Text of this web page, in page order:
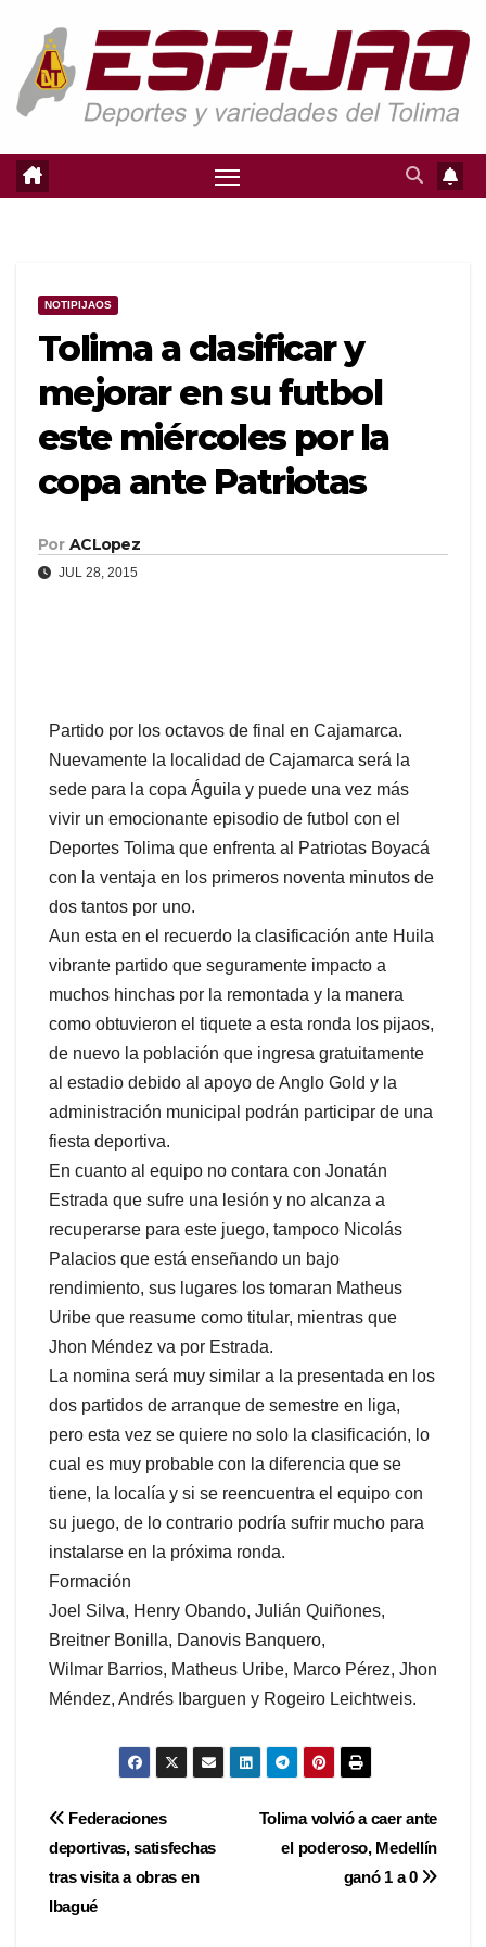
contenido
NOTIPIJAOS
Tolima a clasificar y
mejorar en su futbol
este miércoles por la
copa ante Patriotas
Por ACLopez
JUL 28, 2015
Partido por los octavos de final en Cajamarca.
Nuevamente la localidad de Cajamarca será la
sede para la copa Águila y puede una vez más
vivir un emocionante episodio de futbol con el
Deportes Tolima que enfrenta al Patriotas Boyacá
con la ventaja en los primeros noventa minutos de
dos tantos por uno.
Aun esta en el recuerdo la clasificación ante Huila
vibrante partido que seguramente impacto a
muchos hinchas por la remontada y la manera
como obtuvieron el tiquete a esta ronda los pijaos,
de nuevo la población que ingresa gratuitamente
al estadio debido al apoyo de Anglo Gold y la
administración municipal podrán participar de una
fiesta deportiva.
En cuanto al equipo no contara con Jonatán
Estrada que sufre una lesión y no alcanza a
recuperarse para este juego, tampoco Nicolás
Palacios que está enseñando un bajo
rendimiento, sus lugares los tomaran Matheus
Uribe que reasume como titular, mientras que
Jhon Méndez va por Estrada.
La nomina será muy similar a la presentada en los
dos partidos de arranque de semestre en liga,
pero esta vez se quiere no solo la clasificación, lo
cual es muy probable con la diferencia que se
tiene, la localía y si se reencuentra el equipo con
su juego, de lo contrario podría sufrir mucho para
instalarse en la próxima ronda.
Formación
Joel Silva, Henry Obando, Julián Quiñones,
Breitner Bonilla, Danovis Banquero,
Wilmar Barrios, Matheus Uribe, Marco Pérez, Jhon
Méndez, Andrés Ibarguen y Rogeiro Leichtweis.
Navegación
de
entradas
Tolima volvió a caer ante
el poderoso, Medellín
ganó 1 a 0
Federaciones
deportivas, satisfechas
tras visita a obras en
Ibagué